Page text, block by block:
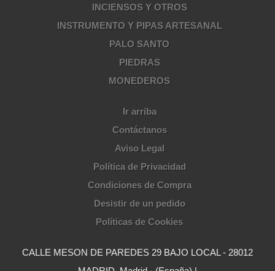
INCIENSOS Y OTROS
INSTRUMENTO Y PIPAS ARTESANAL
PALO SANTO
PIEDRAS
MONEDEROS
Ir arriba
Contáctanos
Aviso Legal
Política de Privacidad
Condiciones de Compra
Desistir de un pedido
Políticas de Cookies
CALLE MESON DE PAREDES 29 BAJO LOCAL - 28012